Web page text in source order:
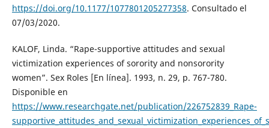
https://doi.org/10.1177/1077801205277358. Consultado el
07/03/2020.
KALOF, Linda. “Rape-supportive attitudes and sexual
victimization experiences of sorority and nonsorority
women”. Sex Roles [En línea]. 1993, n. 29, p. 767-780.
Disponible en
https://www.researchgate.net/publication/226752839_Rape-